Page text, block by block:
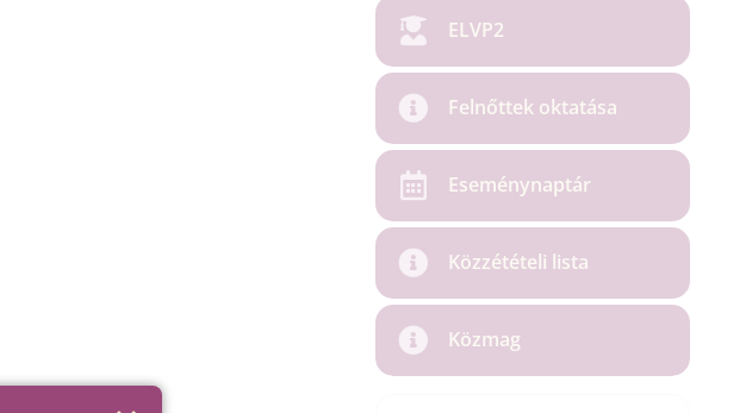
ELVP2
Felnőttek oktatása
Eseménynaptár
Közzétételi lista
Közmag